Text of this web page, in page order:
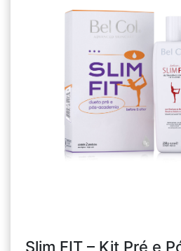
Slim FIT – Kit Pré e